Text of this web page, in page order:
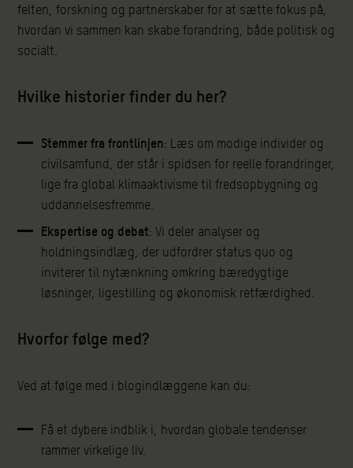
felten, forskning og partnerskaber for at sætte fokus på,
hvordan vi sammen kan skabe forandring, både politisk og
socialt.
Hvilke historier finder du her?
Stemmer fra frontlinjen: Læs om modige individer og
civilsamfund, der står i spidsen for reelle forandringer,
lige fra global klimaaktivisme til fredsopbygning og
uddannelsesfremme.
Ekspertise og debat: Vi deler analyser og
holdningsindlæg, der udfordrer status quo og
inviterer til nytænkning omkring bæredygtige
løsninger, ligestilling og økonomisk retfærdighed.
Hvorfor følge med?
Ved at følge med i blogindlæggene kan du:
Få et dybere indblik i, hvordan globale tendenser
rammer virkelige liv.